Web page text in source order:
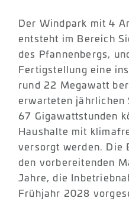
Der Windpark mit 4
entsteht im Bereich
des Pfannenbergs,
Fertigstellung eine
rund 22 Megawatt
erwarteten jährlichen
67 Gigawattstunden
Haushalte mit
versorgt werden. Die
den vorbereitenden
Jahre, die
Frühjahr 2028